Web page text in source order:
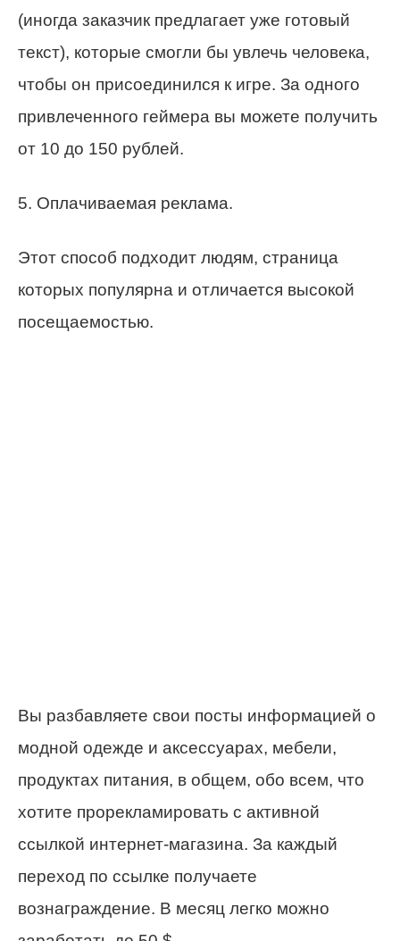
(иногда заказчик предлагает уже готовый
текст), которые смогли бы увлечь человека,
чтобы он присоединился к игре. За одного
привлеченного геймера вы можете получить
от 10 до 150 рублей.
5. Оплачиваемая реклама.
Этот способ подходит людям, страница
которых популярна и отличается высокой
посещаемостью.
Вы разбавляете свои посты информацией о
модной одежде и аксессуарах, мебели,
продуктах питания, в общем, обо всем, что
хотите прорекламировать с активной
ссылкой интернет-магазина. За каждый
переход по ссылке получаете
вознаграждение. В месяц легко можно